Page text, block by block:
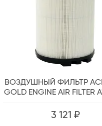
ВОЗДУШНЫЙ ФИЛЬТР
GOLD ENGINE AIR FILTER
3 121 ₽